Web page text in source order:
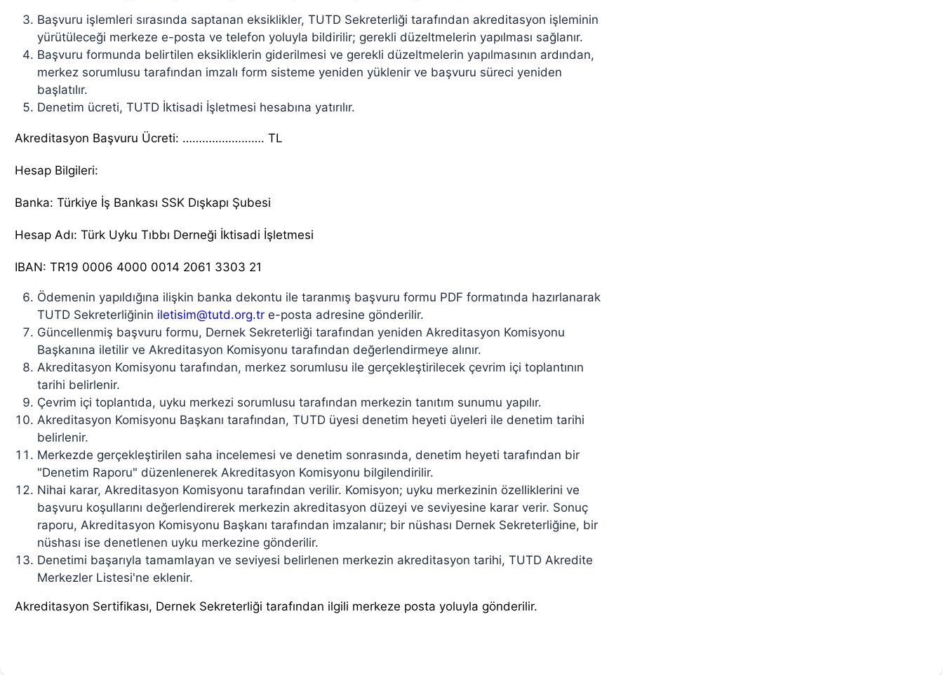
Başvuru işlemleri sırasında saptanan eksiklikler, TUTD Sekreterliği tarafından akreditasyon işleminin
yürütüleceği merkeze e-posta ve telefon yoluyla bildirilir; gerekli düzeltmelerin yapılması sağlanır.
Başvuru formunda belirtilen eksikliklerin giderilmesi ve gerekli düzeltmelerin yapılmasının ardından,
merkez sorumlusu tarafından imzalı form sisteme yeniden yüklenir ve başvuru süreci yeniden
başlatılır.
Denetim ücreti, TUTD İktisadi İşletmesi hesabına yatırılır.
Akreditasyon Başvuru Ücreti: ……………………. TL
Hesap Bilgileri:
Banka: Türkiye İş Bankası SSK Dışkapı Şubesi
Hesap Adı: Türk Uyku Tıbbı Derneği İktisadi İşletmesi
IBAN: TR19 0006 4000 0014 2061 3303 21
Ödemenin yapıldığına ilişkin banka dekontu ile taranmış başvuru formu PDF formatında hazırlanarak
TUTD Sekreterliğinin iletisim@tutd.org.tr e-posta adresine gönderilir.
Güncellenmiş başvuru formu, Dernek Sekreterliği tarafından yeniden Akreditasyon Komisyonu
Başkanına iletilir ve Akreditasyon Komisyonu tarafından değerlendirmeye alınır.
Akreditasyon Komisyonu tarafından, merkez sorumlusu ile gerçekleştirilecek çevrim içi toplantının
tarihi belirlenir.
Çevrim içi toplantıda, uyku merkezi sorumlusu tarafından merkezin tanıtım sunumu yapılır.
Akreditasyon Komisyonu Başkanı tarafından, TUTD üyesi denetim heyeti üyeleri ile denetim tarihi
belirlenir.
Merkezde gerçekleştirilen saha incelemesi ve denetim sonrasında, denetim heyeti tarafından bir
"Denetim Raporu" düzenlenerek Akreditasyon Komisyonu bilgilendirilir.
Nihai karar, Akreditasyon Komisyonu tarafından verilir. Komisyon; uyku merkezinin özelliklerini ve
başvuru koşullarını değerlendirerek merkezin akreditasyon düzeyi ve seviyesine karar verir. Sonuç
raporu, Akreditasyon Komisyonu Başkanı tarafından imzalanır; bir nüshası Dernek Sekreterliğine, bir
nüshası ise denetlenen uyku merkezine gönderilir.
Denetimi başarıyla tamamlayan ve seviyesi belirlenen merkezin akreditasyon tarihi, TUTD Akredite
Merkezler Listesi'ne eklenir.
Akreditasyon Sertifikası, Dernek Sekreterliği tarafından ilgili merkeze posta yoluyla gönderilir.